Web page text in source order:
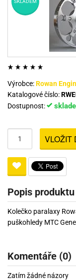
DETEKTORY KOVŮ
SKLADEM
Výrobce:Rowan
Katalogové číslo:
Dostupnost:
VLOŽIT
Popis produktu
Kolečko paralaxy
puškohledy MTC
Komentáře (0)
Zatím žádné názory